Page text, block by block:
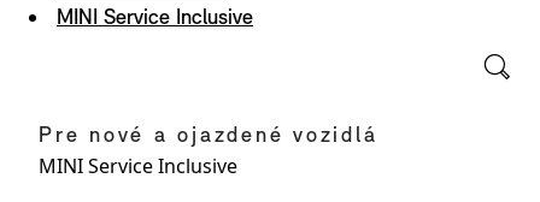
MINI Service Inclusive
Pre nové a ojazdené vozidlá
MINI Service Inclusive